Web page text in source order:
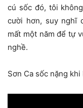
cú sốc đó, tôi
cười hơn, suy nghĩ
mất một năm để tự
nghề.
Sơn Ca sốc nặng